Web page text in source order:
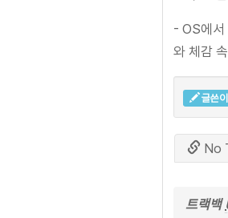
- OS에서
와 체감
글쓴이
No
트랙백